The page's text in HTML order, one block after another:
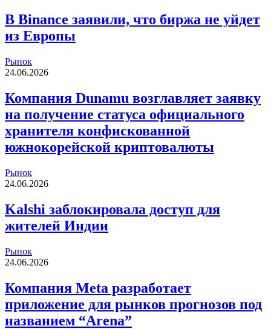
В Binance заявили, что биржа не уйдет
из Европы
Рынок
24.06.2026
Компания Dunamu возглавляет заявку
на получение статуса официального
хранителя конфискованной
южнокорейской криптовалюты
Рынок
24.06.2026
Kalshi заблокировала доступ для
жителей Индии
Рынок
24.06.2026
Компания Meta разработает
приложение для рынков прогнозов под
названием “Arena”